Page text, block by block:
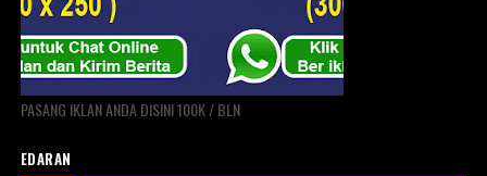
PASANG IKLAN ANDA DISINI 100K / BLN
EDARAN